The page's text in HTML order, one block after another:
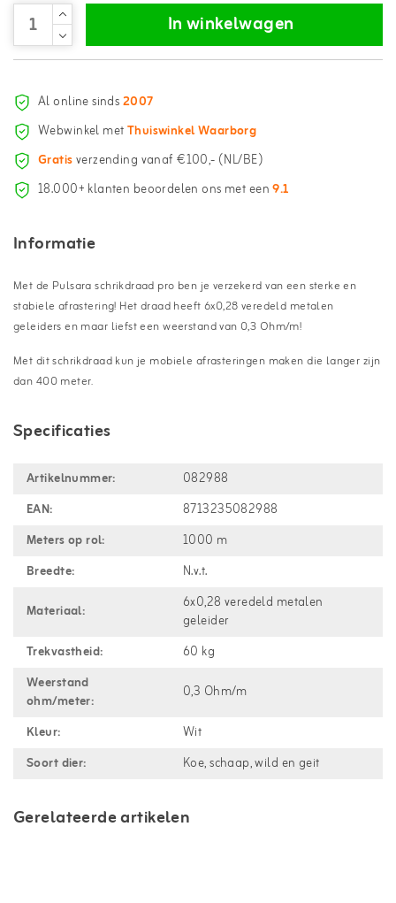
In winkelwagen
Al online sinds2007
Webwinkel metThuiswinkel Waarborg
Gratisverzending vanaf €100,- (NL/BE)
18.000+ klanten beoordelen ons met een9.1
Informatie
Met de Pulsara schrikdraad pro ben je verzekerd van een sterke en
stabiele afrastering! Het draad heeft 6x0,28 veredeld metalen
geleiders en maar liefst een weerstand van 0,3 Ohm/m!
Met dit schrikdraad kun je mobiele afrasteringen maken die langer zijn
dan 400 meter.
Specificaties
Artikelnummer:
082988
EAN:
8713235082988
Meters op rol:
1000 m
Breedte:
N.v.t.
Materiaal:
6x0,28 veredeld metalen
geleider
Trekvastheid:
60 kg
Weerstand
ohm/meter:
0,3 Ohm/m
Kleur:
Wit
Soort dier:
Koe, schaap, wild en geit
Gerelateerde artikelen